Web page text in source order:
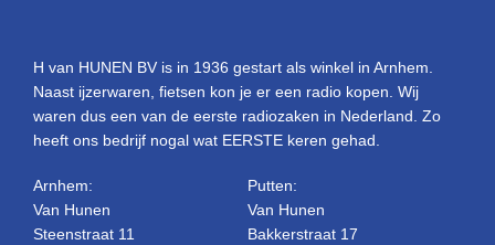
H van HUNEN BV is in 1936 gestart als winkel in Arnhem.
Naast ijzerwaren, fietsen kon je er een radio kopen. Wij
waren dus een van de eerste radiozaken in Nederland. Zo
heeft ons bedrijf nogal wat EERSTE keren gehad.
Arnhem:
Van Hunen
Steenstraat 11
Putten:
Van Hunen
Bakkerstraat 17